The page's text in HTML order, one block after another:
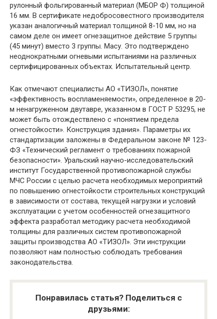
рулонный фольгированный материал (МБОР Ф) толщиной
16 мм. В сертификате недобросовестного производителя
указан аналогичный материал толщиной 8-10 мм, но на
самом деле он имеет огнезащитное действие 5 группы
(45 минут) вместо 3 группы. Масу. Это подтверждено
неоднократными огневыми испытаниями на различных
сертифицированных объектах. Испытательный центр.
Как отмечают специалисты АО «ТИЗОЛ», понятие
«эффективность воспламеняемости», определенное в 20-
м ненагруженном двутавре, указанном в ГОСТ Р 53295, не
может быть отождествлено с «понятием предела
огнестойкости». Конструкция здания». Параметры их
стандартизации заложены в Федеральном законе № 123-
ФЗ «Технический регламент о требованиях пожарной
безопасности». Уральский научно-исследовательский
институт Государственной противопожарной службы
МЧС России с целью расчета необходимых мероприятий
по повышению огнестойкости строительных конструкций
в зависимости от состава, текущей нагрузки и условий
эксплуатации с учетом особенностей огнезащитного
эффекта разработал методику расчета необходимой
толщины для различных систем противопожарной
защиты производства АО «ТИЗОЛ». Эти инструкции
позволяют нам полностью соблюдать требования
законодательства.
Понравилась статья? Поделиться с
друзьями: